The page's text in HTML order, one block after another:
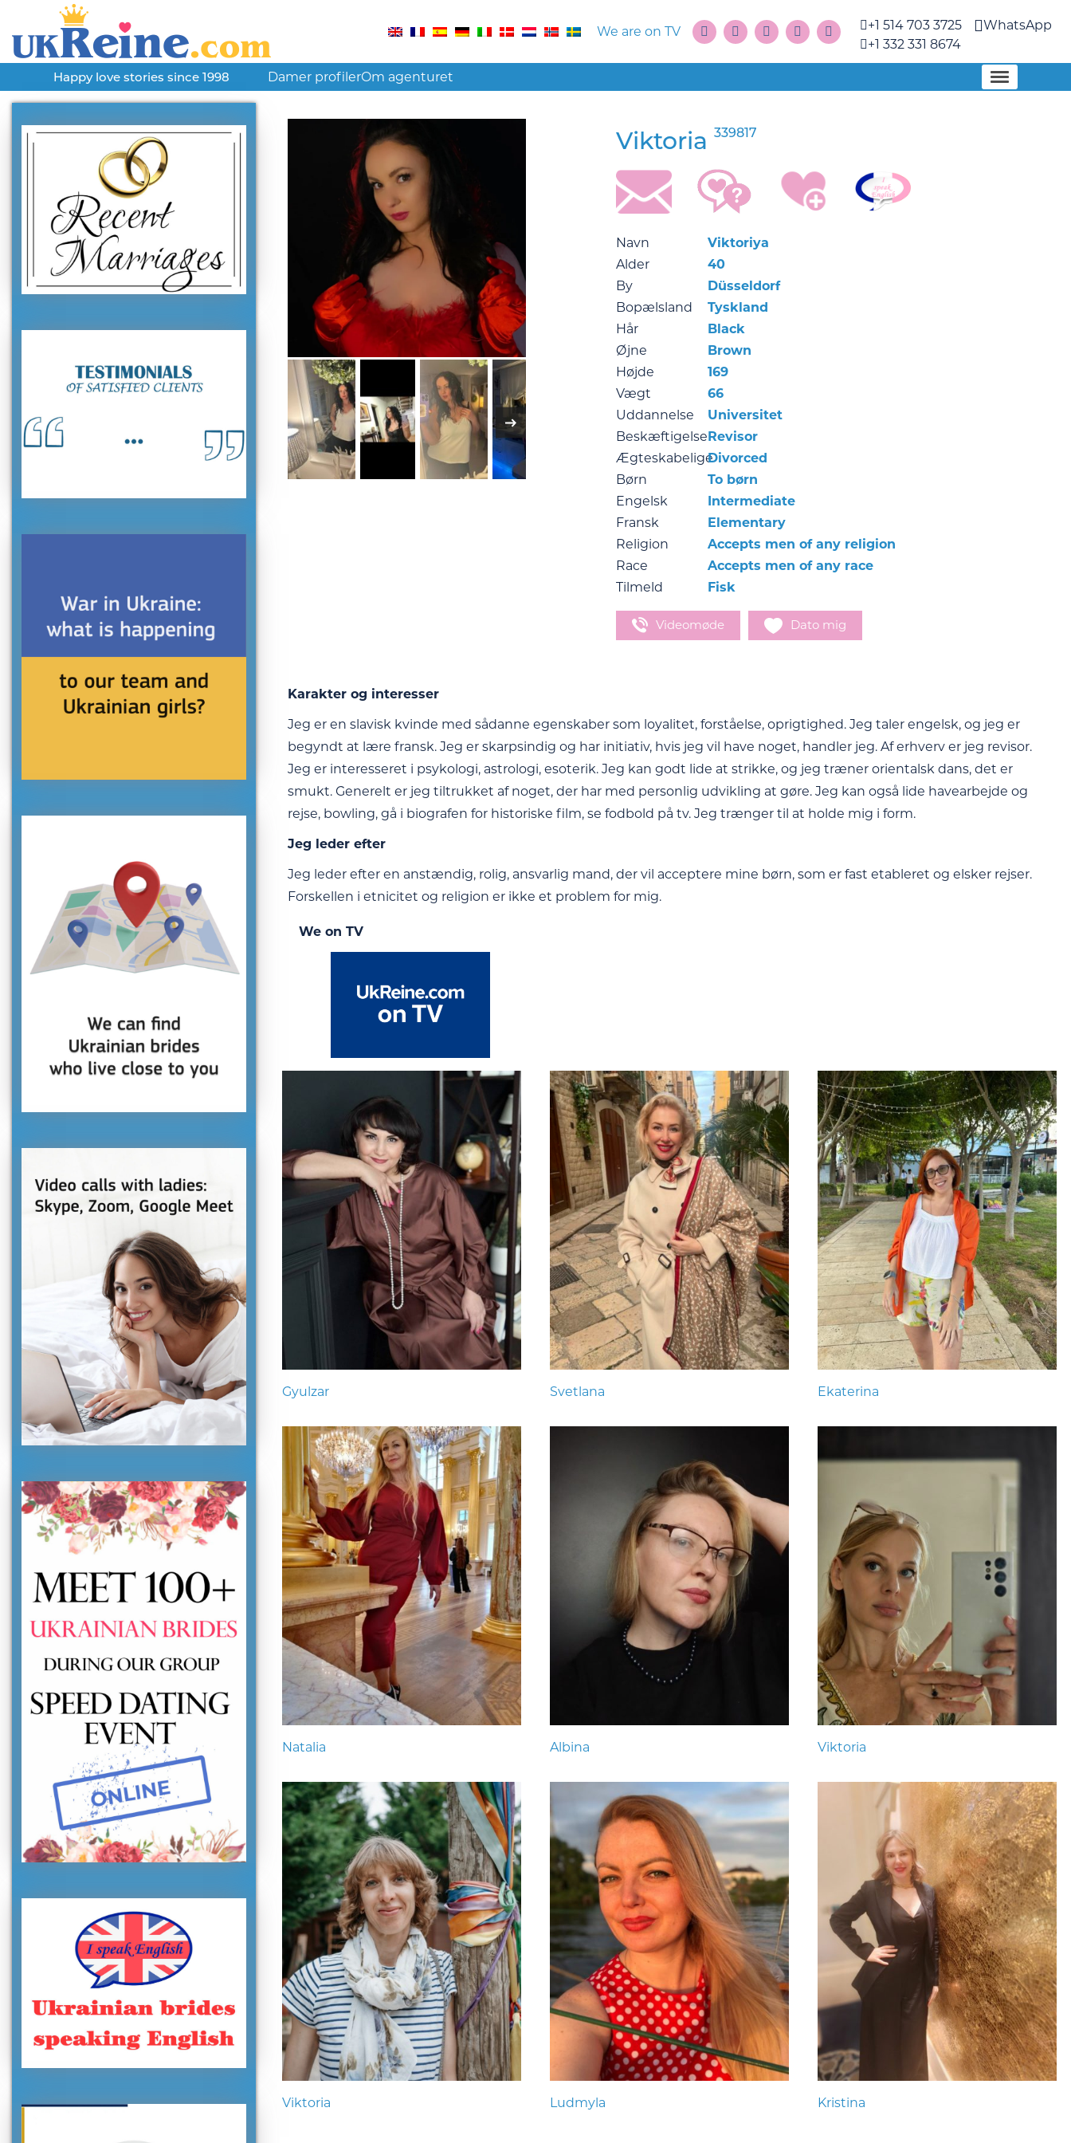
We are on TV
+1 514 703 3725
+1 332 331 8674
WhatsApp
Happy love stories since 1998 Damer profilerOm agenturet
Viktoria 339817
Navn
Viktoriya
Alder
40
By
Düsseldorf
Bopælsland
Tyskland
Hår
Black
Øjne
Brown
Højde
169
Vægt
66
Uddannelse
Universitet
BeskæftigelseRevisor
ÆgteskabeligeDivorced
Børn
To børn
Engelsk
Intermediate
Fransk
Elementary
Religion
Accepts men of any religion
Race
Accepts men of any race
Tilmeld
Fisk
Videomøde Dato mig
Karakter og interesser
Jeg er en slavisk kvinde med sådanne egenskaber som loyalitet, forståelse, oprigtighed. Jeg taler engelsk, og jeg er
begyndt at lære fransk. Jeg er skarpsindig og har initiativ, hvis jeg vil have noget, handler jeg. Af erhverv er jeg revisor.
Jeg er interesseret i psykologi, astrologi, esoterik. Jeg kan godt lide at strikke, og jeg træner orientalsk dans, det er
smukt. Generelt er jeg tiltrukket af noget, der har med personlig udvikling at gøre. Jeg kan også lide havearbejde og
rejse, bowling, gå i biografen for historiske film, se fodbold på tv. Jeg trænger til at holde mig i form.
Jeg leder efter
Jeg leder efter en anstændig, rolig, ansvarlig mand, der vil acceptere mine børn, som er fast etableret og elsker rejser.
Forskellen i etnicitet og religion er ikke et problem for mig.
We on TV
Gyulzar Svetlana Ekaterina
Natalia Albina Viktoria
Viktoria Ludmyla Kristina